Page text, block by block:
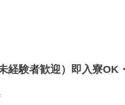
経験者歓迎）即入寮OK